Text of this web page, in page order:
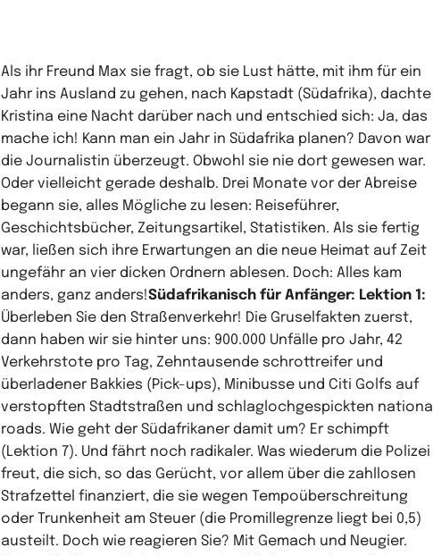
Als ihr Freund Max sie fragt, ob sie Lust hätte, mit ihm für ein
Jahr ins Ausland zu gehen, nach Kapstadt (Südafrika), dachte
Kristina eine Nacht darüber nach und entschied sich: Ja, das
mache ich! Kann man ein Jahr in Südafrika planen? Davon war
die Journalistin überzeugt. Obwohl sie nie dort gewesen war.
Oder vielleicht gerade deshalb. Drei Monate vor der Abreise
begann sie, alles Mögliche zu lesen: Reiseführer,
Geschichtsbücher, Zeitungsartikel, Statistiken. Als sie fertig
war, ließen sich ihre Erwartungen an die neue Heimat auf Zeit
ungefähr an vier dicken Ordnern ablesen. Doch: Alles kam
anders, ganz anders!Südafrikanisch für Anfänger: Lektion 1:
Überleben Sie den Straßenverkehr! Die Gruselfakten zuerst,
dann haben wir sie hinter uns: 900.000 Unfälle pro Jahr, 42
Verkehrstote pro Tag, Zehntausende schrottreifer und
überladener Bakkies (Pick-ups), Minibusse und Citi Golfs auf
verstopften Stadtstraßen und schlaglochgespickten
roads. Wie geht der Südafrikaner damit um? Er schimpft
(Lektion 7). Und fährt noch radikaler. Was wiederum die Polizei
freut, die sich, so das Gerücht, vor allem über die zahllosen
Strafzettel finanziert, die sie wegen Tempoüberschreitung
oder Trunkenheit am Steuer (die Promillegrenze liegt bei 0,5)
austeilt. Doch wie reagieren Sie? Mit Gemach und Neugier.